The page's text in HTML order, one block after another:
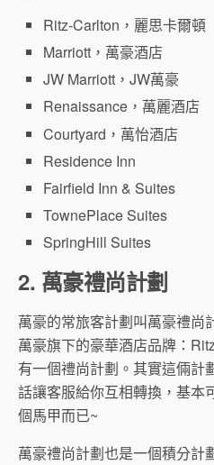
Ritz-Carlton，麗思卡爾頓
Marriott，萬豪酒店
JW Marriott，JW萬豪
Renaissance，萬麗酒店
Courtyard，萬怡酒店
Residence Inn
Fairfield Inn & Suites
TownePlace Suites
SpringHill Suites
2. 萬豪禮尚計劃
萬豪的常旅客計劃叫萬豪禮尚
萬豪旗下的豪華酒店品牌：
有一個禮尚計劃。其實這倆計
話讓客服給你互相轉換，基本
個馬甲而已~
萬豪禮尚計劃也是一個積分計